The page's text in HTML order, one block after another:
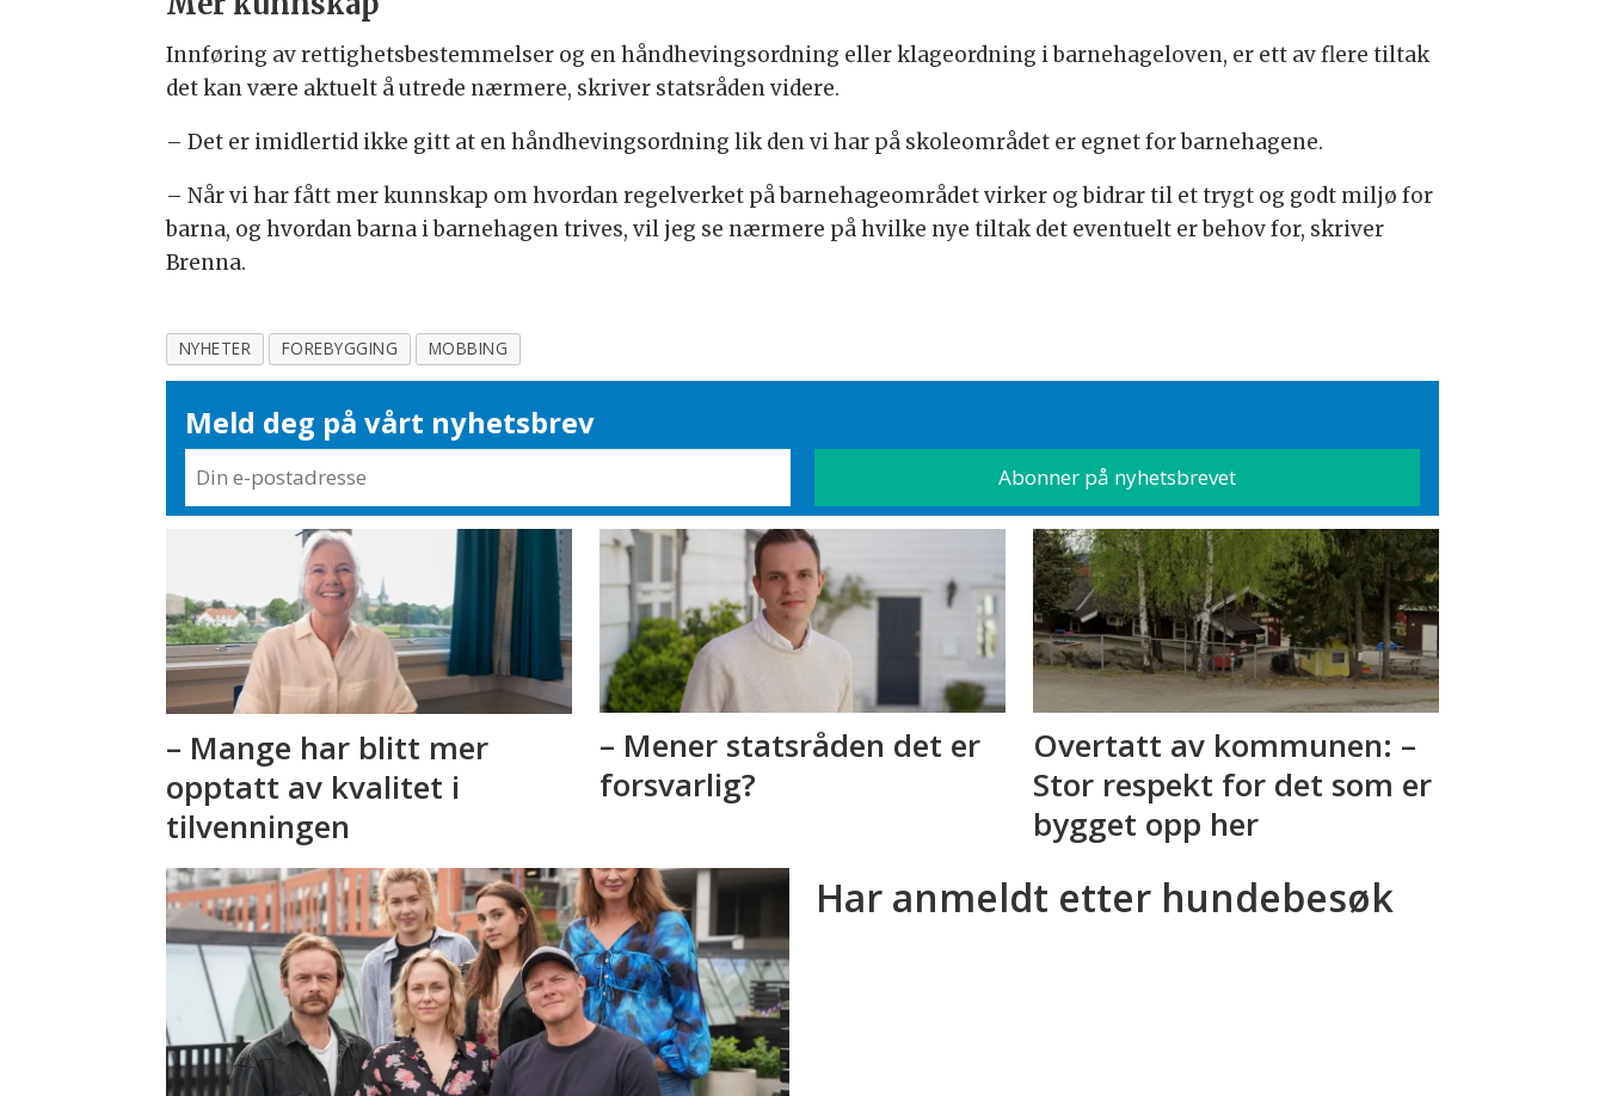
Innføring av rettighetsbestemmelser og en håndhevingsordning eller klageordning i barnehageloven, er ett av flere tiltak
det kan være aktuelt å utrede nærmere, skriver statsråden videre.
– Det er imidlertid ikke gitt at en håndhevingsordning lik den vi har på skoleområdet er egnet for barnehagene.
– Når vi har fått mer kunnskap om hvordan regelverket på barnehageområdet virker og bidrar til et trygt og godt miljø for
barna, og hvordan barna i barnehagen trives, vil jeg se nærmere på hvilke nye tiltak det eventuelt er behov for, skriver
Brenna.
NYHETER FOREBYGGING MOBBING
Meld deg på vårt nyhetsbrev
– Mange har blitt mer
opptatt av kvalitet i
tilvenningen
– Mener statsråden det er
forsvarlig?
Overtatt av kommunen: –
Stor respekt for det som er
bygget opp her
Har anmeldt etter hundebesøk